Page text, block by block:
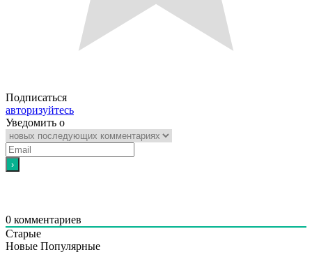
Подписаться
авторизуйтесь
Уведомить о
0 комментариев
Старые
Новые Популярные